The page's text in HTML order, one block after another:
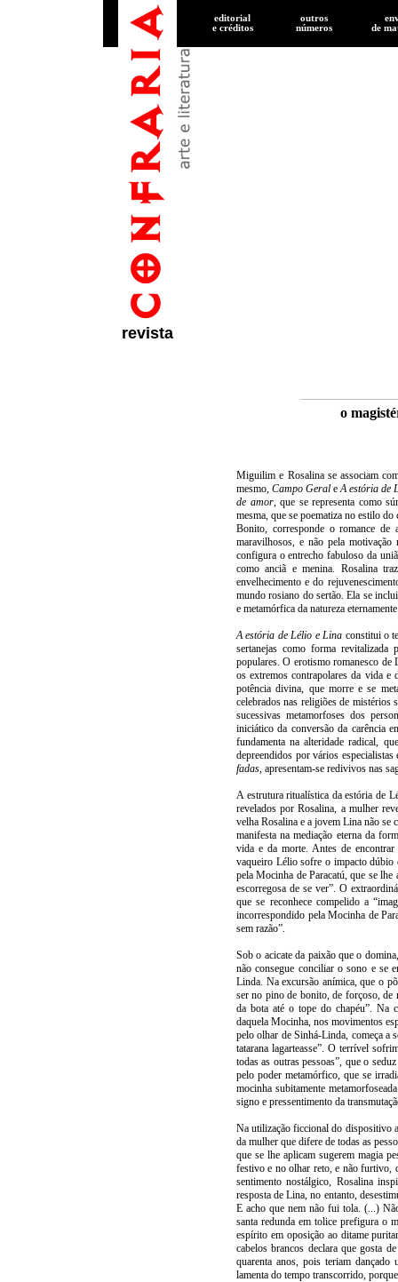
revista
editorial
e créditos
outros
números
de
o
Miguilim e Rosalina se associam
mesmo, Campo Geral eA estória de
de amor, que se representa como
mesma, que se poematiza no estilo
Bonito, corresponde o romance
maravilhosos, e não pela motivação
configura o entrecho fabuloso da
como anciã e menina. Rosalina
envelhecimento e do
mundo rosiano do sertão. Ela se
e metamórfica da natureza
A estória de Lélio e Lina constitui o
sertanejas como forma revitalizada
populares. O erotismo romanesco de
os extremos contrapolares da vida e
potência divina, que morre e se
celebrados nas religiões de mistérios
sucessivas metamorfoses dos
iniciático da conversão da carência
fundamenta na alteridade radical,
depreendidos por vários
fadas, apresentam-se redivivos nas
A estrutura ritualística da estória de
revelados por Rosalina, a mulher
velha Rosalina e a jovem Lina não se
manifesta na mediação eterna da
vida e da morte. Antes de
vaqueiro Lélio sofre o impacto dúbio
pela Mocinha de Paracatú, que se
escorregosa de se ver”. O
que se reconhece compelido a
incorrespondido pela Mocinha de
sem razão”.
Sob o acicate da paixão que o
não consegue conciliar o sono e se
Linda. Na excursão anímica, que o
ser no pino de bonito, de forçoso, de
da bota até o tope do chapéu”. Na
daquela Mocinha, nos movimentos
pelo olhar de Sinhá-Linda, começa a
tatarana lagarteasse”. O terrível
todas as outras pessoas”, que o
pelo poder metamórfico, que se
mocinha subitamente
signo e pressentimento da
Na utilização ficcional do dispositivo
da mulher que difere de todas as
que se lhe aplicam sugerem magia
festivo e no olhar reto, e não furtivo,
sentimento nostálgico, Rosalina
resposta de Lina, no entanto,
E acho que nem não fui tola. (...)
santa redunda em tolice prefigura o
espírito em oposição ao ditame
cabelos brancos declara que gosta
quarenta anos, pois teriam dançado
lamenta do tempo transcorrido,